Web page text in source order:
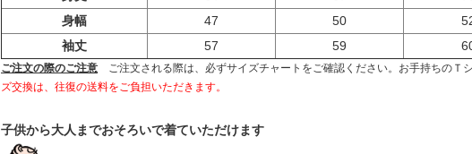
身幅
47 50
袖丈
57 59
ご注文の際のご注意 ご注文される際は、必ずサイズチャートをご確認ください。お手持ちのＴ
ズ交換は、往復の送料をご負担いただきます。
子供から大人までおそろいで着ていただけます